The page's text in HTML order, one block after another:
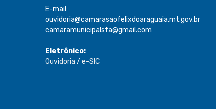
E-mail:
ouvidoria@camarasaofelixdoaraguaia.mt.gov.br
camaramunicipalsfa@gmail.com
Eletrônico:
Ouvidoria / e-SIC